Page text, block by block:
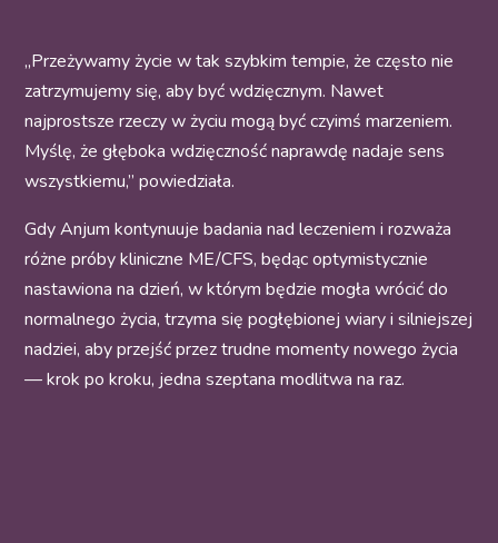
„Przeżywamy życie w tak szybkim tempie, że często nie
zatrzymujemy się, aby być wdzięcznym. Nawet
najprostsze rzeczy w życiu mogą być czyimś marzeniem.
Myślę, że głęboka wdzięczność naprawdę nadaje sens
wszystkiemu,” powiedziała.
Gdy Anjum kontynuuje badania nad leczeniem i rozważa
różne próby kliniczne ME/CFS, będąc optymistycznie
nastawiona na dzień, w którym będzie mogła wrócić do
normalnego życia, trzyma się pogłębionej wiary i silniejszej
nadziei, aby przejść przez trudne momenty nowego życia
— krok po kroku, jedna szeptana modlitwa na raz.